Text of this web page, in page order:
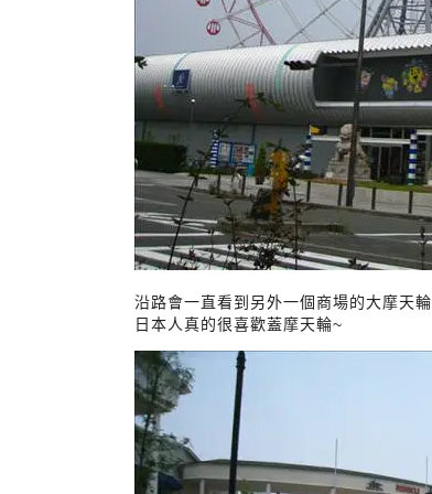
沿路會一直看到另外一個商場的大摩天輪
日本人真的很喜歡蓋摩天輪~